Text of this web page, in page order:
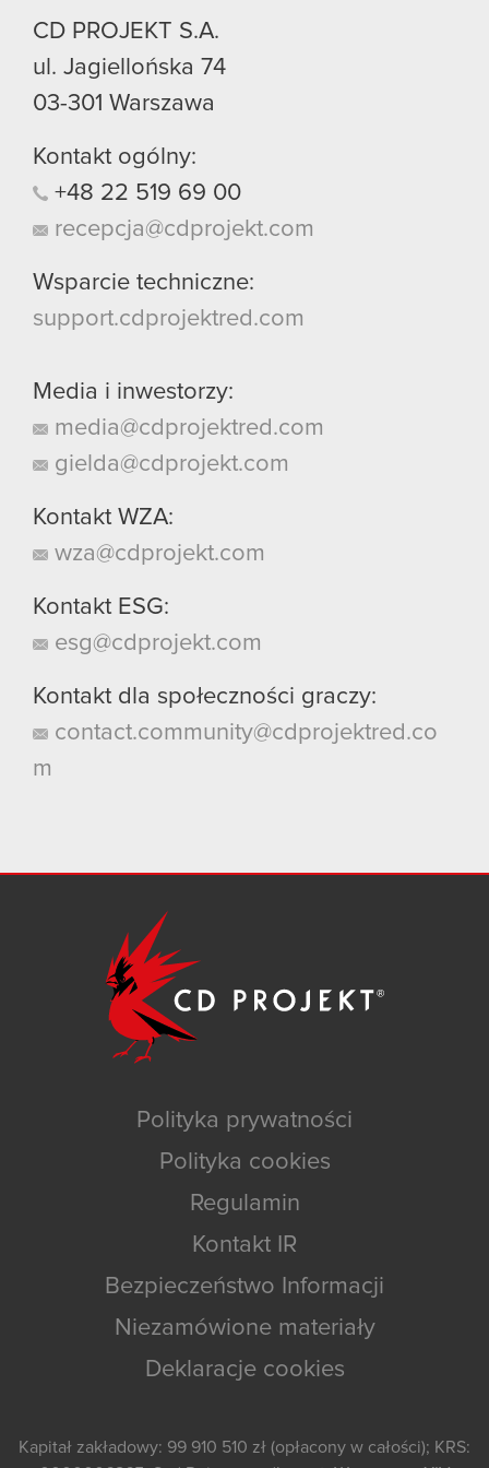
CD PROJEKT S.A.
ul. Jagiellońska 74
03-301 Warszawa
Kontakt ogólny:
+48 22 519 69 00
recepcja@cdprojekt.com
Wsparcie techniczne:
support.cdprojektred.com
Media i inwestorzy:
media@cdprojektred.com
gielda@cdprojekt.com
Kontakt WZA:
wza@cdprojekt.com
Kontakt ESG:
esg@cdprojekt.com
Kontakt dla społeczności graczy:
contact.community@cdprojektred.co
m
Polityka prywatności
Polityka cookies
Regulamin
Kontakt IR
Bezpieczeństwo Informacji
Niezamówione materiały
Deklaracje cookies
Kapitał zakładowy: 99 910 510 zł (opłacony w całości); KRS: